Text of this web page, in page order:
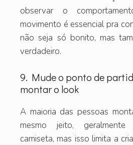
observar o
movimento é essencial pra
não seja só bonito, mas
verdadeiro.
9. Mude o ponto de
montar o look
A maioria das pessoas
mesmo jeito, geralmente
camiseta, mas isso limita a